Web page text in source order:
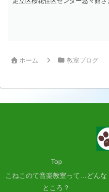
ホーム 教室ブログ
Top
こねこのて音楽教室って…どんな
ところ？